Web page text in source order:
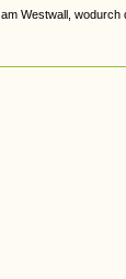
Westwall,